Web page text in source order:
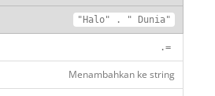
"Halo" . " Dunia"
.=
Menambahkan ke string